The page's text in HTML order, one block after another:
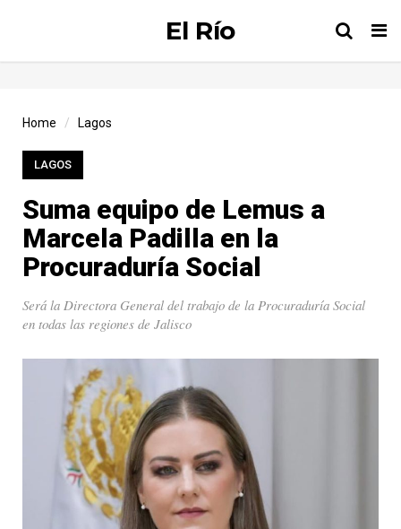
El Río
Home Lagos
LAGOS
Suma equipo de Lemus a
Marcela Padilla en la
Procuraduría Social
Será la Directora General del trabajo de la Procuraduría Social
en todas las regiones de Jalisco